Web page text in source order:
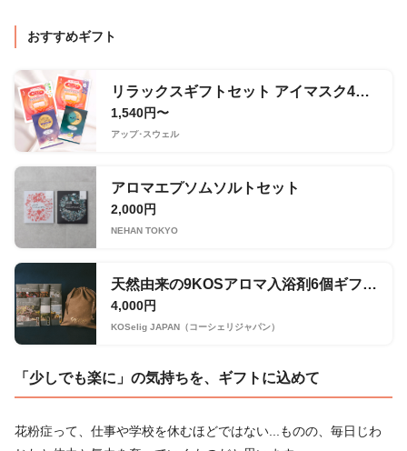
おすすめギフト
リラックスギフトセット アイマスク4枚・入浴剤4点セット
1,540円〜
アップ･スウェル
アロマエプソムソルトセット
2,000円
NEHAN TOKYO
天然由来の9KOSアロマ入浴剤6個ギフトセット
4,000円
KOSelig JAPAN（コーシェリジャパン）
「少しでも楽に」の気持ちを、ギフトに込めて
花粉症って、仕事や学校を休むほどではない...ものの、毎日じわ